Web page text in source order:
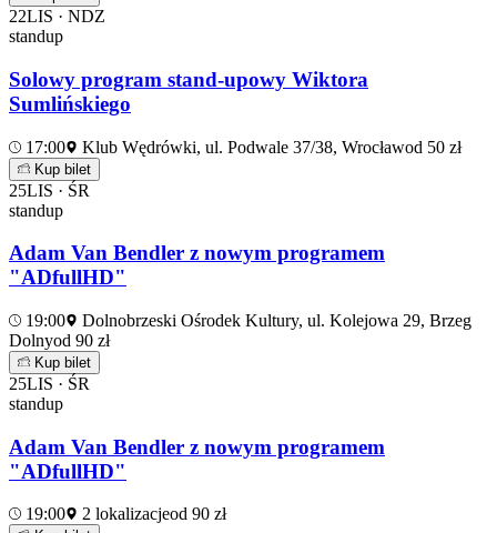
22LIS · NDZ
standup
Solowy program stand-upowy Wiktora
Sumlińskiego
17:00 Klub Wędrówki, ul. Podwale 37/38, Wrocławod 50 zł
Kup bilet
25LIS · ŚR
standup
Adam Van Bendler z nowym programem
"ADfullHD"
19:00
Dolnobrzeski Ośrodek Kultury, ul. Kolejowa 29, Brzeg
Dolnyod 90 zł
Kup bilet
25LIS · ŚR
standup
Adam Van Bendler z nowym programem
"ADfullHD"
19:00 2 lokalizacjeod 90 zł